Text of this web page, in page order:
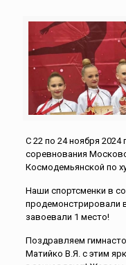
С 22 по 24 ноября
соревнования
Космодемьянской по
Наши спортсменки в
продемонстрировали
завоевали 1 место!
Поздравляем
Матийко В.Я. с этим